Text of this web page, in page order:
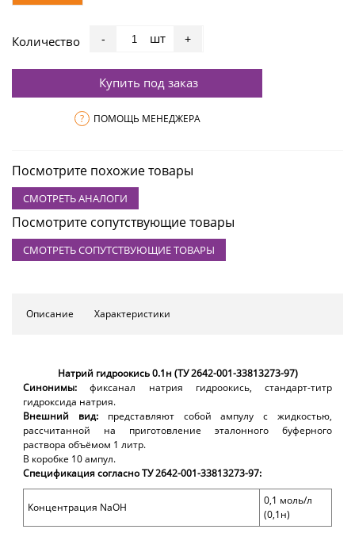
Количество - шт +
Купить под заказ
? ПОМОЩЬ МЕНЕДЖЕРА
Посмотрите похожие товары
СМОТРЕТЬ АНАЛОГИ
Посмотрите сопутствующие товары
СМОТРЕТЬ СОПУТСТВУЮЩИЕ ТОВАРЫ
Описание Характеристики
Натрий гидроокись 0.1н (ТУ 2642-001-33813273-97)
Синонимы:фиксанал натрия гидроокись, стандарт-титр
гидроксида натрия.
Внешний вид: представляют собой ампулу с жидкостью,
рассчитанной на приготовление эталонного буферного
раствора объёмом 1 литр.
В коробке 10 ампул.
Спецификация согласно ТУ 2642-001-33813273-97:
Концентрация NaOH
0,1 моль/л
(0,1н)